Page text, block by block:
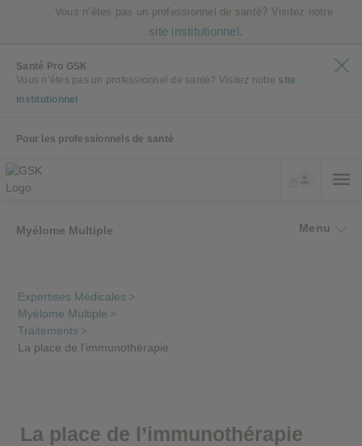
Vous n’êtes pas un professionnel de santé? Visitez notre
site institutionnel.
Santé Pro GSK
Vous n’êtes pas un professionnel de santé? Visitez notre site
institutionnel
Pour les professionnels de santé
Myélome Multiple Menu
Expertises Médicales >
Myélome Multiple >
Traitements >
La place de l’immunothérapie
La place de l’immunothérapie